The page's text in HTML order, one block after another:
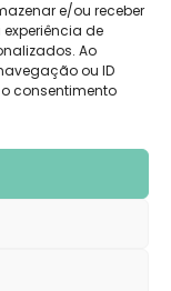
e/ou receber
de
Ao
ou ID
o consentimento
by